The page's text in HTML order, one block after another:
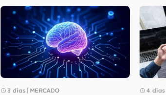
3 dias MERCADO 4 dias